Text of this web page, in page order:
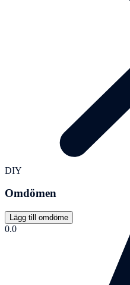
DIY
Omdömen
Lägg till omdöme
0.0